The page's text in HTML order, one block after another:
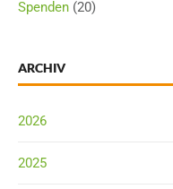
Spenden (20)
ARCHIV
2026
2025